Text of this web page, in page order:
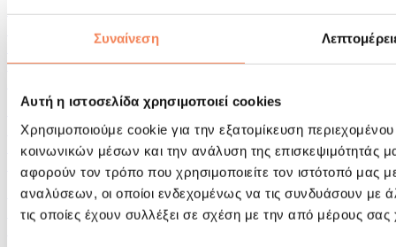
Συναίνεση
Αυτή η ιστοσελίδα χρησιμοποιεί cookies
Χρησιμοποιούμε cookie για την εξατομίκευση
κοινωνικών μέσων και την ανάλυση της επισκεψιμότητάς
αφορούν τον τρόπο που χρησιμοποιείτε τον ιστότοπό μας
αναλύσεων, οι οποίοι ενδεχομένως να τις συνδυάσουν με
τις οποίες έχουν συλλέξει σε σχέση με την από μέρους
Βοηθήματα- αποκατάστασης
Πιστόλια μασάζ
Εργαλεία μασάζ
Κύλινδροι Αφρού & Εξοπλισμός Μασάζ
Τσάντες & σακίδια πλάτης
Τσάντες τροφίμων & αξεσουάρ
Σάκοι Γυμναστικής
Σακίδια πλάτης
Αξεσουάρ με βάση τη δραστηριότητα
Tρέξιμο